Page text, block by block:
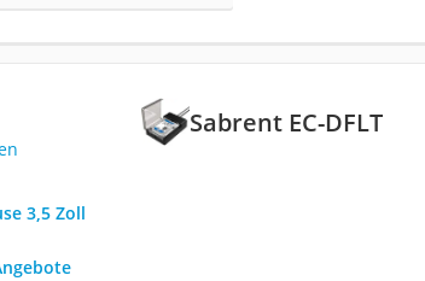
Sabrent ‎EC-DFLT
3,5 Zoll